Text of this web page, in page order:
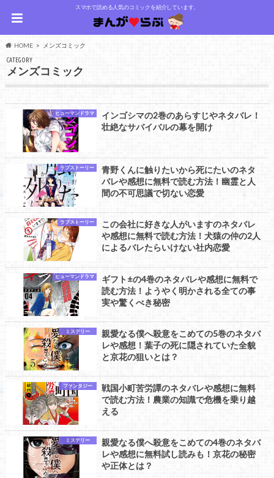
スマホで読める人気のコミックを紹介しています。
HOME メンズコミック
CATEGORY
メンズコミック
ヒューマンドラマ
インゴシマの2巻のあらすじやネタバレ！
壮絶なサバイバルの幕を開け
ラブストーリー
青野くんに触りたいから死にたいのネタ
バレや感想に無料で読む方法！幽霊と人
間の不可思議で切ない恋愛
ラブストーリー
この会社に好きな人がいますのネタバレ
や感想に無料で読む方法！犬猿の仲の2人
によるバレたらいけない社内恋愛
ヒューマンドラマ
ギフト±の4巻のネタバレや感想に無料で
読む方法！ようやく明かされる全ての事
実や驚くべき秘密
ミステリー
親愛なる僕へ殺意をこめての5巻のネタバ
レや感想！葉子の死に隠されていた全貌
と京花の狙いとは？
ファンタジー
戦国小町苦労譚のネタバレや感想に無料
で読む方法！農業の知識で危機を乗り越
える
ミステリー
親愛なる僕へ殺意をこめての4巻のネタバ
レや感想に無料試し読みも！京花の秘密
や正体とは？